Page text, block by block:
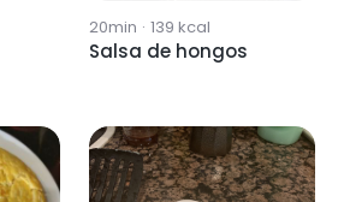
20min · 139 kcal
Salsa de hongos